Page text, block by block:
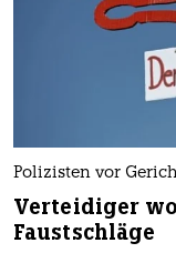
Polizisten vor
Verteidiger
Faustschläge